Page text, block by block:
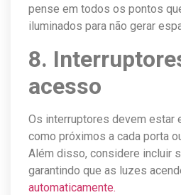
pense em todos os pontos
iluminados para não gerar
8.
acesso
Os interruptores devem estar
como próximos a cada porta
Além disso, considere incluir
garantindo que as luzes
automaticamente.